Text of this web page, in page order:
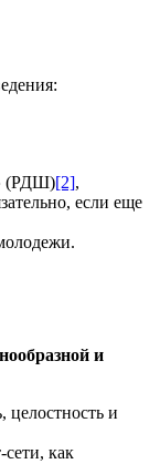
(РДШ)[2],
если еще
и
целостность и
сети, как